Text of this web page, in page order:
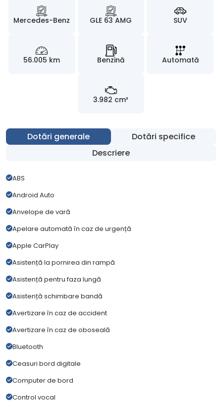
Mercedes-Benz GLE 63 AMG SUV
56.005 km Benzină Automată
3.982 cm³
Dotări generale
Dotări specifice
Descriere
ABS
Android Auto
Anvelope de vară
Apelare automată în caz de urgență
Apple CarPlay
Asistență la pornirea din rampă
Asistență pentru faza lungă
Asistență schimbare bandă
Avertizare în caz de accident
Avertizare în caz de oboseală
Bluetooth
Ceasuri bord digitale
Computer de bord
Control vocal